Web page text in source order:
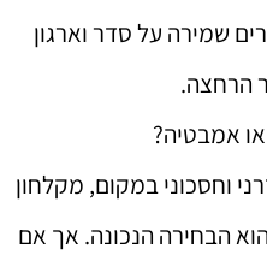
שמירה על סדר וארגון
הרחצה.
אמבטיה?
וחסכוני במקום, מקלחון
הבחירה הנכונה. אך אם